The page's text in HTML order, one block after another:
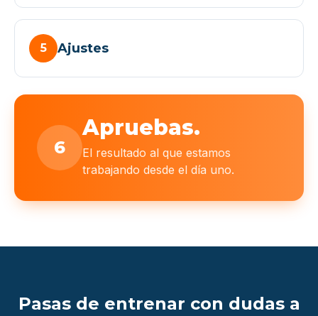
5 Ajustes
6
Apruebas.
El resultado al que estamos
trabajando desde el día uno.
Pasas de entrenar con dudas a